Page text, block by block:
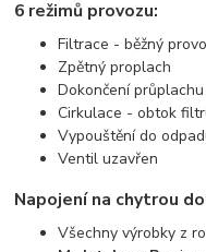
6 režimů provozu:
Filtrace - běžný
Zpětný proplach
Dokončení průplachu
Cirkulace - obtok
Vypouštění do
Ventil uzavřen
Napojení na chytrou
Všechny výrobky z